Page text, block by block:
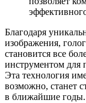
Благодаря
изображения,
становится все
инструментом для
Эта технология
возможно, станет
в ближайшие годы.